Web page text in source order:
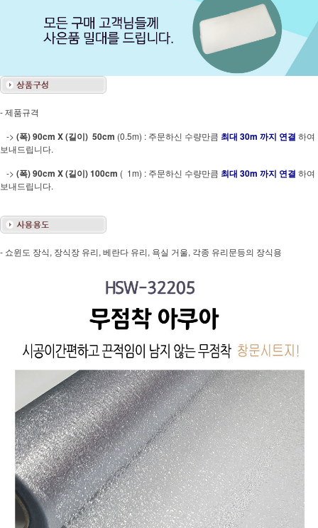
- 제품규격
-> (폭) 90cm X (길이) 50cm (0.5m) : 주문하신 수량만큼 최대 30m 까지 연결 하여
보내드립니다.
-> (폭) 90cm X (길이) 100cm ( 1m) : 주문하신 수량만큼 최대 30m 까지 연결 하여
보내드립니다.
- 쇼윈도 장식, 장식장 유리, 베란다 유리, 욕실 거울, 각종 유리문등의 장식용